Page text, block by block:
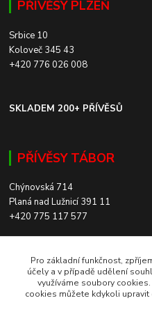
PŘÍVĚSY PLZEŇ
Srbice 10
Koloveč 345 43
+420 776 026 008
SKLADEM 200+ PŘÍVĚSŮ
PŘÍVĚSY TÁBOR
Chýnovská 714
Planá nad Lužnicí 391 11
+420 775 117 577
ROZVOZ PO CELÉ ČR
Pro základní funkčnost,
účely a v případě udělení
využíváme soubory
cookies můžete kdykoli